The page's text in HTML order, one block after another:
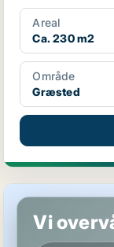
Grundens f...
Areal
Ca. 230 m2
Område
Græsted
Vi